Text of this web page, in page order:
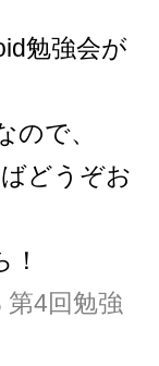
勉強会が
ので、
どうぞお
第4回勉強